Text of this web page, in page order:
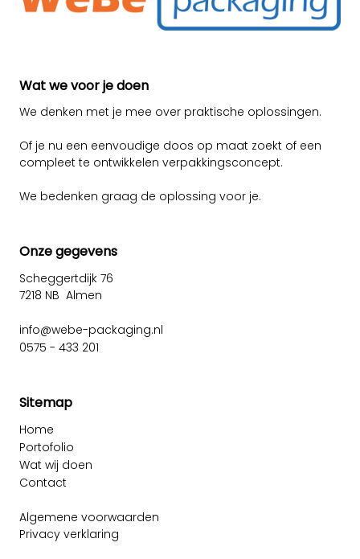
Wat we voor je doen
We denken met je mee over praktische oplossingen.
Of je nu een eenvoudige doos op maat zoekt of een
compleet te ontwikkelen verpakkingsconcept.
We bedenken graag de oplossing voor je.
Onze gegevens
Scheggertdijk 76
7218 NB Almen
info@webe-packaging.nl
0575 - 433 201
Sitemap
Home
Portofolio
Wat wij doen
Contact
Algemene voorwaarden
Privacy verklaring